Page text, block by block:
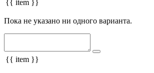
{{ item }}
Пока не указано ни одного варианта.
{{ item }}